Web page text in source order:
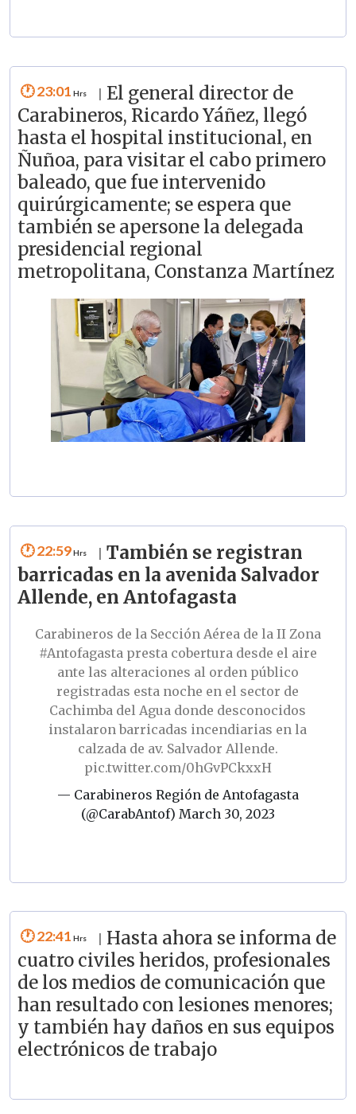
23:01
El general director de
Carabineros, Ricardo Yáñez, llegó
hasta el hospital institucional, en
Ñuñoa, para visitar el cabo primero
baleado, que fue intervenido
quirúrgicamente; se espera que
también se apersone la delegada
presidencial regional
metropolitana, Constanza Martínez
22:59
También se registran
barricadas en la avenida Salvador
Allende, en Antofagasta
Carabineros de la Sección Aérea de la II Zona
#Antofagasta presta cobertura desde el aire
ante las alteraciones al orden público
registradas esta noche en el sector de
Cachimba del Agua donde desconocidos
instalaron barricadas incendiarias en la
calzada de av. Salvador Allende.
pic.twitter.com/0hGvPCkxxH
— Carabineros Región de Antofagasta
(@CarabAntof) March 30, 2023
22:41
Hasta ahora se informa de
cuatro civiles heridos, profesionales
de los medios de comunicación que
han resultado con lesiones menores;
y también hay daños en sus equipos
electrónicos de trabajo